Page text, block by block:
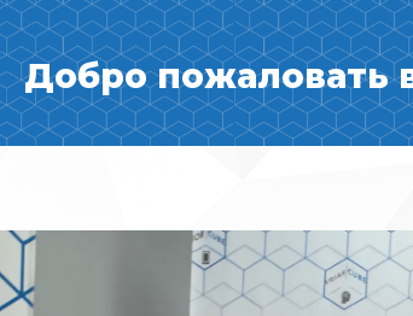
Добро пожаловать